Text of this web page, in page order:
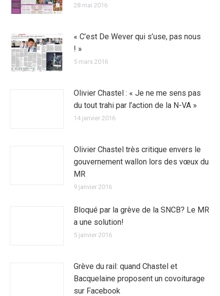
28 mai 2016
« C’est De Wever qui s’use, pas nous
! »
5 mars 2016
Olivier Chastel : « Je ne me sens pas
du tout trahi par l’action de la N-VA »
14 janvier 2016
Olivier Chastel très critique envers le
gouvernement wallon lors des vœux du
MR
9 janvier 2016
Bloqué par la grève de la SNCB? Le MR
a une solution!
5 janvier 2016
Grève du rail: quand Chastel et
Bacquelaine proposent un covoiturage
sur Facebook